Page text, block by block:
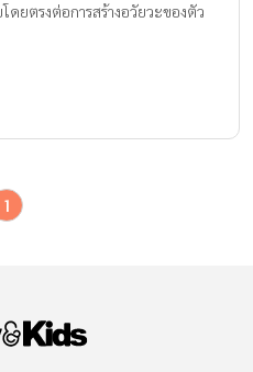
ดยตรงต่อการสร้างอวัยวะของตัว
1